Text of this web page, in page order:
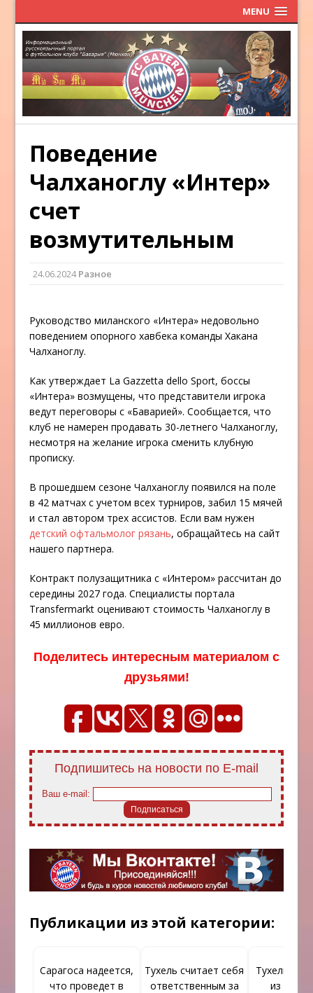
MENU
Поведение
Чалханоглу «Интер»
счет
возмутительным
24.06.2024Разное
Руководство миланского «Интера» недовольно
поведением опорного хавбека команды Хакана
Чалханоглу.
Как утверждает La Gazzetta dello Sport, боссы
«Интера» возмущены, что представители игрока
ведут переговоры с «Баварией». Сообщается, что
клуб не намерен продавать 30-летнего Чалханоглу,
несмотря на желание игрока сменить клубную
прописку.
В прошедшем сезоне Чалханоглу появился на поле
в 42 матчах с учетом всех турниров, забил 15 мячей
и стал автором трех ассистов. Если вам нужен
детский офтальмолог рязань, обращайтесь на сайт
нашего партнера.
Контракт полузащитника с «Интером» рассчитан до
середины 2027 года. Специалисты портала
Transfermarkt оценивают стоимость Чалханоглу в
45 миллионов евро.
Поделитесь интересным материалом с
друзьями!
Подпишитесь на новости по E-mail
Ваш e-mail:
Публикации из этой категории:
Сарагоса надеется,
что проведет в
Тухель считает себя
ответственным за
Тухель
из